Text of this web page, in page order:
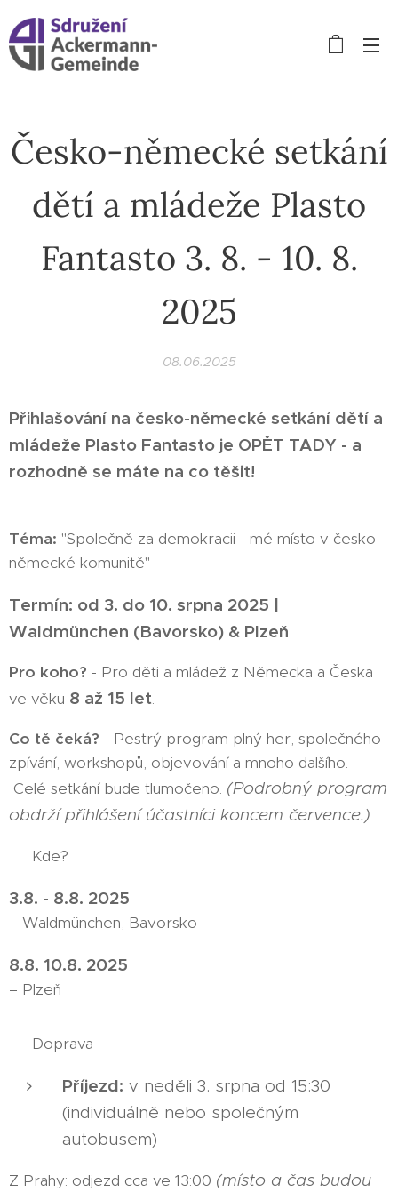
Česko-německé setkání
dětí a mládeže Plasto
Fantasto 3. 8. - 10. 8.
2025
08.06.2025
Přihlašování na česko-německé setkání dětí a
mládeže Plasto Fantasto je OPĚT TADY - a
rozhodně se máte na co těšit!
Téma: "Společně za demokracii - mé místo v česko-
německé komunitě"
Termín: od 3. do 10. srpna 2025 |
Waldmünchen (Bavorsko) & Plzeň
Pro koho? - Pro děti a mládež z Německa a Česka
ve věku 8 až 15 let.
Co tě čeká? - Pestrý program plný her, společného
zpívání, workshopů, objevování a mnoho dalšího.
Celé setkání bude tlumočeno. (Podrobný program
obdrží přihlášení účastníci koncem července.)
📍 Kde?
3.8. - 8.8. 2025
– Waldmünchen, Bavorsko
8.8. 10.8. 2025
– Plzeň
🚌 Doprava
Příjezd: v neděli 3. srpna od 15:30
(individuálně nebo společným
autobusem)
Z Prahy: odjezd cca ve 13:00 (místo a čas budou